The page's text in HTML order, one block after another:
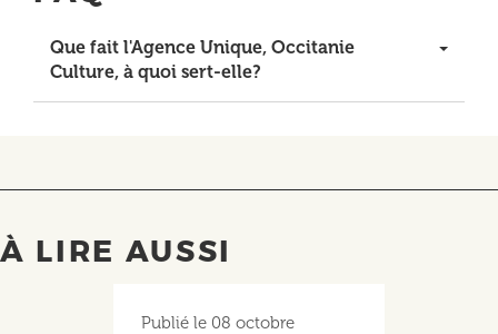
Que fait l'Agence Unique, Occitanie
Culture, à quoi sert-elle?
À LIRE AUSSI
Publié le 08 octobre